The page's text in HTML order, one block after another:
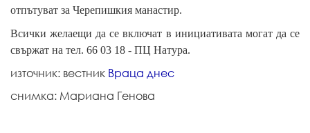
отпътуват за Черепишкия манастир.
Всички желаещи да се включат в инициативата могат да се
свържат на тел. 66 03 18 - ПЦ Натура.
източник: вестник Враца днес
снимка: Мариана Генова